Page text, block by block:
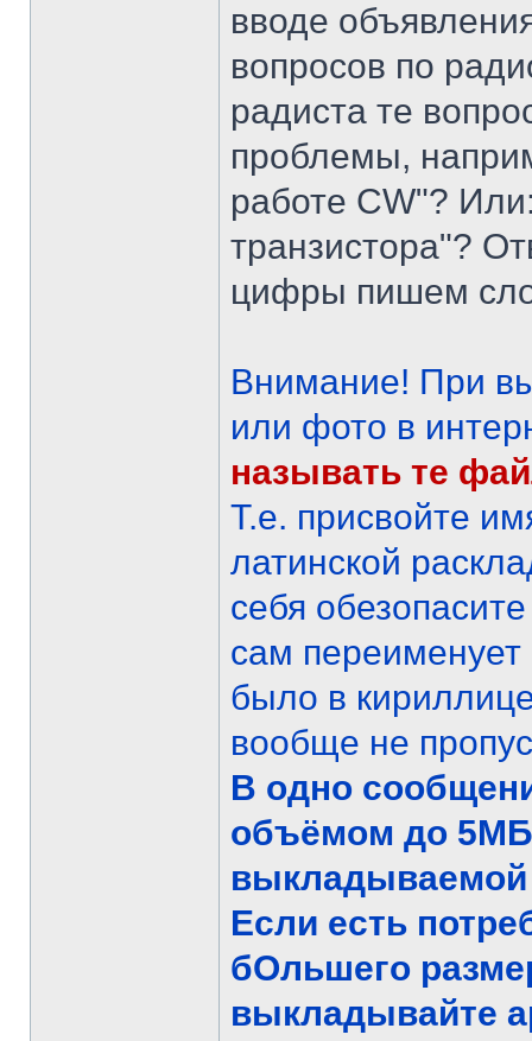
вводе
вопросов по
радиста те
проблемы,
работе CW"?
транзистора"?
цифры пишем
Внимание! При
или фото в
называть те
Т.е. присвойте
латинской
себя
сам
было в
вообще не
В одно
объёмом до
выкладываемой
Если есть
бОльшего
выкладывайте